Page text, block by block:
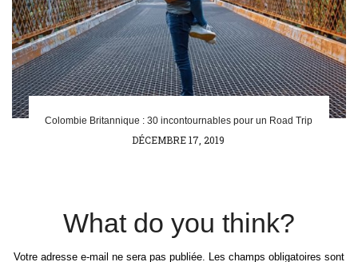
Colombie Britannique : 30 incontournables pour un Road Trip
POSTED
DÉCEMBRE 17, 2019
What do you think?
Votre adresse e-mail ne sera pas publiée. Les champs obligatoires sont